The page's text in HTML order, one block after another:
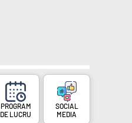
PROGRAM
DE LUCRU
SOCIAL
MEDIA